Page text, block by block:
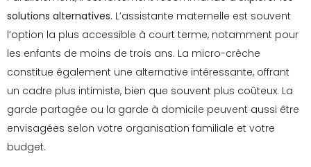
solutions alternatives. L’assistante maternelle est souvent
l’option la plus accessible à court terme, notamment pour
les enfants de moins de trois ans. La micro-crèche
constitue également une alternative intéressante, offrant
un cadre plus intimiste, bien que souvent plus coûteux. La
garde partagée ou la garde à domicile peuvent aussi être
envisagées selon votre organisation familiale et votre
budget.